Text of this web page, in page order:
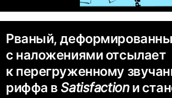
Рваный,
с наложениями отсылает
к перегруженному
риффа в Satisfactionи